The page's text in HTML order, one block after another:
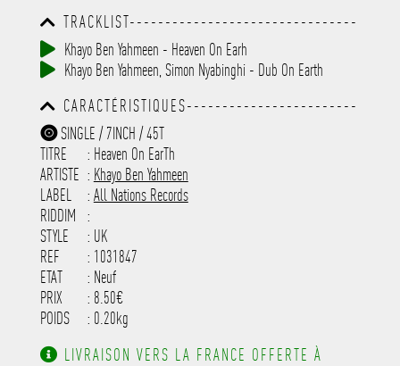
TRACKLIST--------------------------------
-----------------------------------------
-----------------------------------------
-----------------------------------------
-------------
Khayo Ben Yahmeen - Heaven On Earh
Khayo Ben Yahmeen, Simon Nyabinghi - Dub On Earth
CARACTÉRISTIQUES------------------------
-----------------------------------------
-----------------------------------------
-----------------------------------------
-----------------------------------------
---------------------
SINGLE / 7INCH / 45T
TITRE
: Heaven On EarTh
ARTISTE : Khayo Ben Yahmeen
LABEL
: All Nations Records
RIDDIM
:
STYLE
: UK
REF
: 1031847
ETAT
: Neuf
PRIX
: 8.50€
POIDS
: 0.20kg
LIVRAISON VERS LA FRANCE OFFERTE À